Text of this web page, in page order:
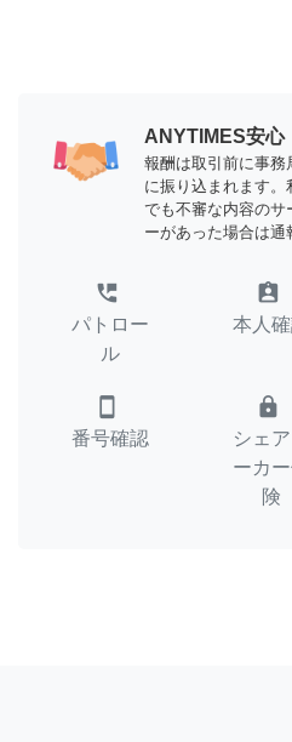
ANYTIMES安心
報酬は取引前に事務
に振り込まれます。
でも不審な内容のサ
ーがあった場合は通
perm_phone_msg
パトロー
ル
assignment_ind
本人
smartphone
番号確認
lock
シェ
ーカ
険